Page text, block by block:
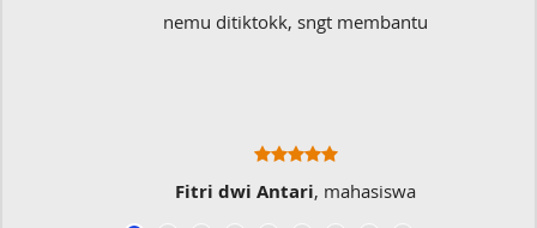
nemu ditiktokk, sngt membantu
Fitri dwi Antari, mahasiswa